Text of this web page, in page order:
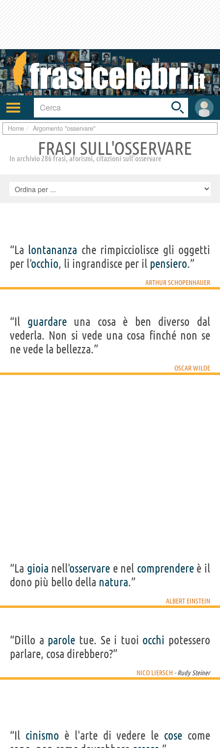
Attiva/disattiva
navigazione
User
area
Toggle
search
bar
Home Argomento "osservare"
FRASI SULL'OSSERVARE
In archivio 286 frasi, aforismi, citazioni sull'osservare
“La lontananza che rimpicciolisce gli oggetti
per l'occhio, li ingrandisce per il pensiero.”
ARTHUR SCHOPENHAUER
“Il guardareuna cosa è ben diverso dal
vederla. Non si vede una cosa finché non se
ne vede la bellezza.”
OSCAR WILDE
“La gioia nell'osservare e nel comprendereè il
dono più bello della natura.”
ALBERT EINSTEIN
“Dillo a parole tue. Se i tuoi occhi potessero
parlare, cosa direbbero?”
NICO LIERSCH - Rudy Steiner
“Il cinismo è l'arte di vedere le cose come